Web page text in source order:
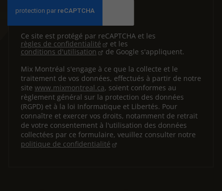
Ce site est protégé par reCAPTCHA et les
règles de confidentialité
et les
conditions d'utilisation
de Google s'appliquent.
Mix Montréal s'engage à ce que la collecte et le
traitement de vos données, effectués à partir de notre
site www.mixmontreal.ca, soient conformes au
règlement général sur la protection des données
(RGPD) et à la loi Informatique et Libertés. Pour
connaître et exercer vos droits, notamment de retrait
de votre consentement à l'utilisation des données
collectées par ce formulaire, veuillez consulter notre
politique de confidentialité